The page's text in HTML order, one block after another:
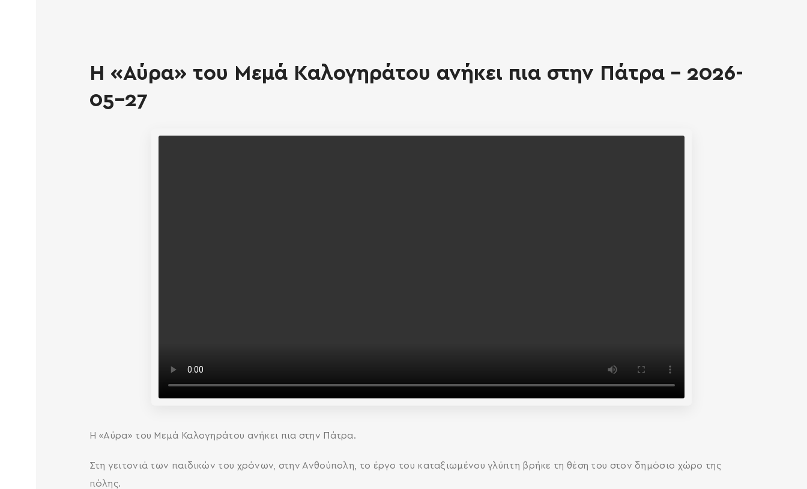
Η «Αύρα» του Μεμά Καλογηράτου ανήκει πια στην Πάτρα - 2026-
05-27
Η «Αύρα» του Μεμά Καλογηράτου ανήκει πια στην Πάτρα.
Στη γειτονιά των παιδικών του χρόνων, στην Ανθούπολη, το έργο του καταξιωμένου γλύπτη βρήκε τη θέση του στον δημόσιο χώρο της
πόλης.